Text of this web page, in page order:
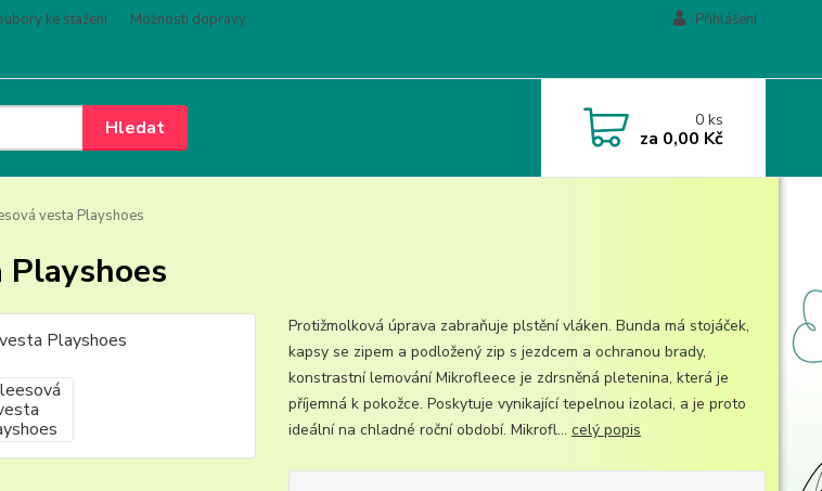
ke stažení
Možnosti dopravy
Přihlášení
Hledat 0ks
za 0,00 Kč
vesta Playshoes
Playshoes
Protižmolková úprava zabraňuje plstění vláken. Bunda má stojáček,
kapsy se zipem a podložený zip s jezdcem a ochranou brady,
konstrastní lemování Mikrofleece je zdrsněná pletenina, která je
příjemná k pokožce. Poskytuje vynikající tepelnou izolaci, a je proto
ideální na chladné roční období. Mikrofl... celý popis